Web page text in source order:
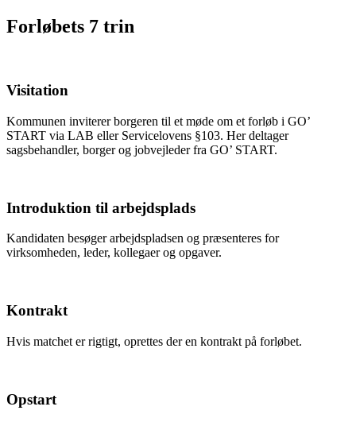
Forløbets 7 trin
Visitation
Kommunen inviterer borgeren til et møde om et forløb i GO’
START via LAB eller Servicelovens §103. Her deltager
sagsbehandler, borger og jobvejleder fra GO’ START.
Introduktion til arbejdsplads
Kandidaten besøger arbejdspladsen og præsenteres for
virksomheden, leder, kollegaer og opgaver.
Kontrakt
Hvis matchet er rigtigt, oprettes der en kontrakt på forløbet.
Opstart